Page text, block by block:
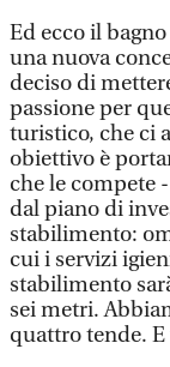
Ed ecco il
una nuova
deciso di
passione per
turistico, che ci
obiettivo è
che le compete
dal piano di
stabilimento:
cui i servizi
stabilimento
sei metri.
quattro tende.